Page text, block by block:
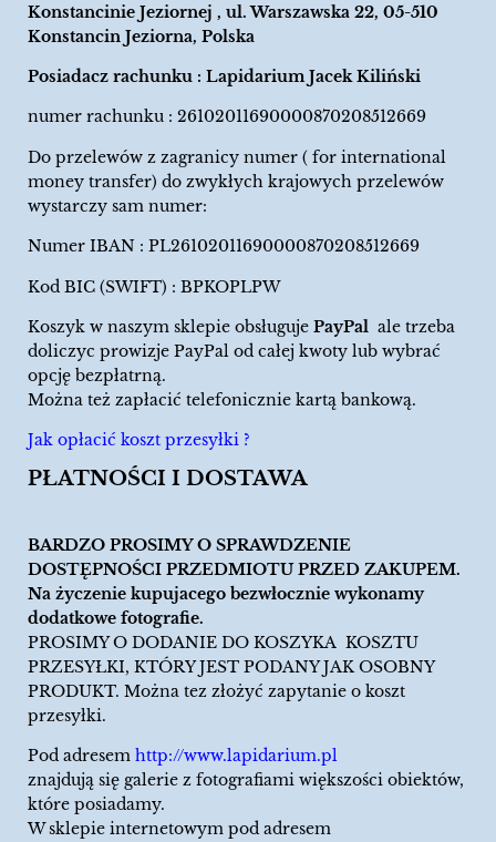
Konstancinie Jeziornej , ul. Warszawska 22, 05-510
Konstancin Jeziorna, Polska
Posiadacz rachunku : Lapidarium Jacek Kiliński
numer rachunku : 26102011690000870208512669
Do przelewów z zagranicy numer ( for international
money transfer) do zwykłych krajowych przelewów
wystarczy sam numer:
Numer IBAN : PL26102011690000870208512669
Kod BIC (SWIFT) : BPKOPLPW
Koszyk w naszym sklepie obsługuje PayPal ale trzeba
doliczyc prowizje PayPal od całej kwoty lub wybrać
opcję bezpłatrną.
Można też zapłacić telefonicznie kartą bankową.
Jak opłacić koszt przesyłki ?
PŁATNOŚCI I DOSTAWA
BARDZO PROSIMY O SPRAWDZENIE
DOSTĘPNOŚCI PRZEDMIOTU PRZED ZAKUPEM.
Na życzenie kupujacego bezwłocznie wykonamy
dodatkowe fotografie.
PROSIMY O DODANIE DO KOSZYKA KOSZTU
PRZESYŁKI, KTÓRY JEST PODANY JAK OSOBNY
PRODUKT. Można tez złożyć zapytanie o koszt
przesyłki.
Pod adresem http://www.lapidarium.pl
znajdują się galerie z fotografiami większości obiektów,
które posiadamy.
W sklepie internetowym pod adresem